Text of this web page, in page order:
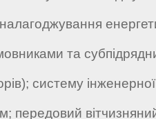
та
систему
передовий